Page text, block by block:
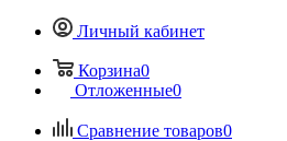
Личный кабинет
Корзина0
Отложенные0
Сравнение товаров0